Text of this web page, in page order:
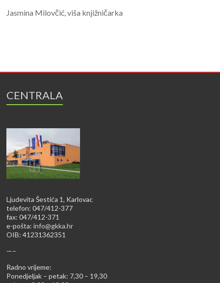
Jasmina Milovčić, viša knjižničarka
CENTRALA
Ljudevita Šestića 1, Karlovac
telefon: 047/412-377
fax: 047/412-371
e-pošta:info@gkka.hr
OIB: 41231362351
—–
Radno vrijeme:
Ponedjeljak – petak: 7,30 – 19,30